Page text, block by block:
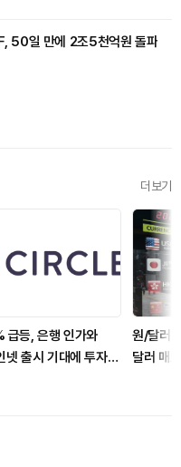
50일 만에 2조5천억원 돌파
더보기
급등, 은행 인가와
출시 기대에 투자자
원/달러
달러 매